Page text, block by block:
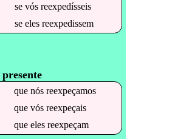
sevósreexpedísseis
seelesreexpedissem
presente
quenósreexpeçamos
quevósreexpeçais
queelesreexpeçam